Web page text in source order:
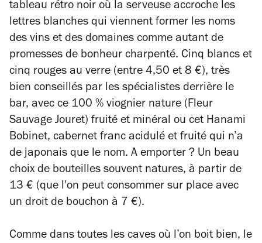
tableau rétro noir où la serveuse accroche les
lettres blanches qui viennent former les noms
des vins et des domaines comme autant de
promesses de bonheur charpenté. Cinq blancs et
cinq rouges au verre (entre 4,50 et 8 €), très
bien conseillés par les spécialistes derrière le
bar, avec ce 100 % viognier nature (Fleur
Sauvage Jouret) fruité et minéral ou cet Hanami
Bobinet, cabernet franc acidulé et fruité qui n’a
de japonais que le nom. A emporter ? Un beau
choix de bouteilles souvent natures, à partir de
13 € (que l'on peut consommer sur place avec
un droit de bouchon à 7 €).
Comme dans toutes les caves où l’on boit bien, le